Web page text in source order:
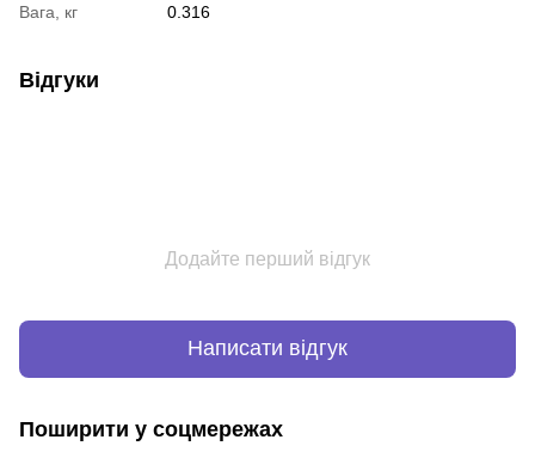
Вага, кг
0.316
Відгуки
Додайте перший відгук
Написати відгук
Поширити у соцмережах